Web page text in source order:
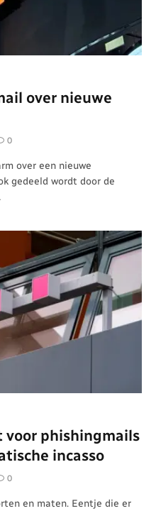
over nieuwe
0
over een nieuwe
gedeeld wordt door de
voor phishingmails
incasso
0
en maten. Eentje die er